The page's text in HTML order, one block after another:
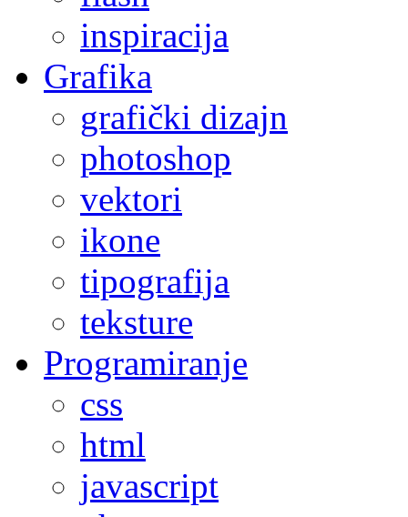
inspiracija
Grafika
grafički dizajn
photoshop
vektori
ikone
tipografija
teksture
Programiranje
css
html
javascript